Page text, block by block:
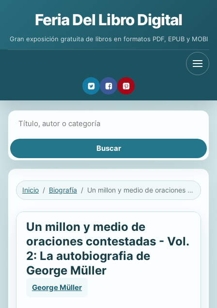
Feria Del Libro Digital
Gran exposición gratuita de libros en formatos PDF, EPUB y MOBI
Inicio Biografía Un millon y medio de oraciones contestadas - Vol. 2: La autobiografia de George Müller
Un millon y medio de
oraciones contestadas - Vol.
2: La autobiografia de
George Müller
George Müller